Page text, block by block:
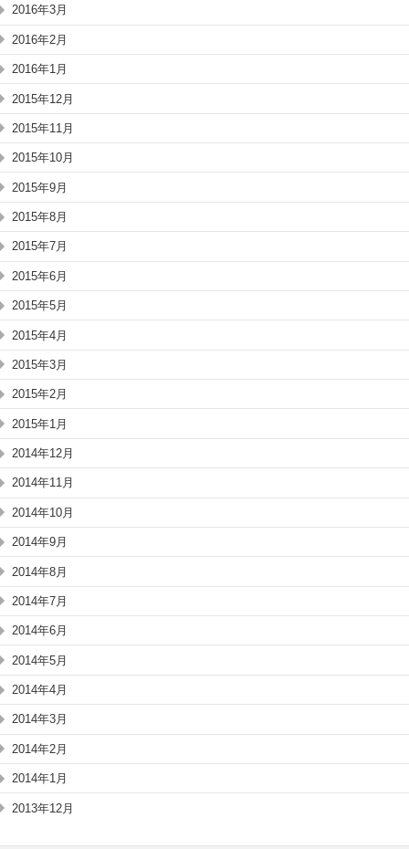
2016年3月
2016年2月
2016年1月
2015年12月
2015年11月
2015年10月
2015年9月
2015年8月
2015年7月
2015年6月
2015年5月
2015年4月
2015年3月
2015年2月
2015年1月
2014年12月
2014年11月
2014年10月
2014年9月
2014年8月
2014年7月
2014年6月
2014年5月
2014年4月
2014年3月
2014年2月
2014年1月
2013年12月